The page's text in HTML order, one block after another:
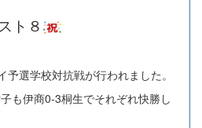
ト８
選学校対抗戦が行われました。
も伊商0-3桐生でそれぞれ快勝し